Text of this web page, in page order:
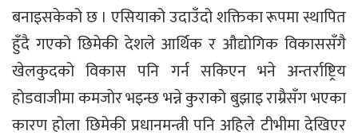
बनाइसकेको छ । एसियाको उदाउँदो शक्तिका रूपमा स्थापित
हुँदै गएको छिमेकी देशले आर्थिक र औद्योगिक विकाससँगै
खेलकुदको विकास पनि गर्न सकिएन भने अन्तर्राष्ट्रिय
होडवाजीमा कमजोर भइन्छ भन्ने कुराको बुझाइ राम्रैसँग भएका
कारण होला छिमेकी प्रधानमन्त्री पनि अहिले टीभीमा देखिएर